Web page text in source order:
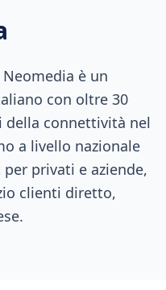
è un
con oltre 30
della connettività nel
a livello nazionale
privati e aziende,
clienti diretto,